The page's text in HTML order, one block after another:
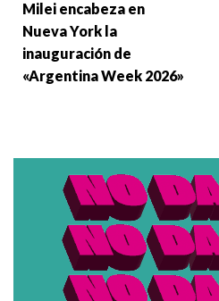
Milei encabeza en
Nueva York la
inauguración de
«Argentina Week 2026»